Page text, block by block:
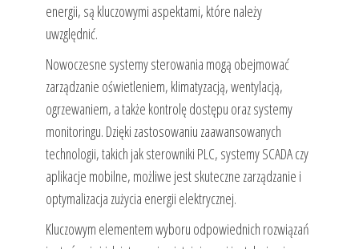
energii, są kluczowymi aspektami, które należy
uwzględnić.
Nowoczesne systemy sterowania mogą obejmować
zarządzanie oświetleniem, klimatyzacją, wentylacją,
ogrzewaniem, a także kontrolę dostępu oraz systemy
monitoringu. Dzięki zastosowaniu zaawansowanych
technologii, takich jak sterowniki PLC, systemy SCADA czy
aplikacje mobilne, możliwe jest skuteczne zarządzanie i
optymalizacja zużycia energii elektrycznej.
Kluczowym elementem wyboru odpowiednich rozwiązań